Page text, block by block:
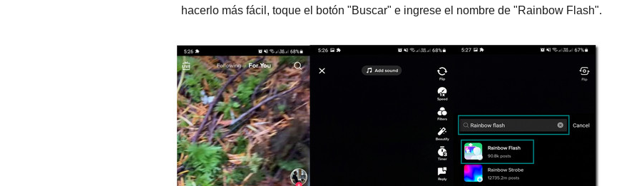
hacerlo más fácil, toque el botón "Buscar" e ingrese el nombre de "Rainbow Flash".